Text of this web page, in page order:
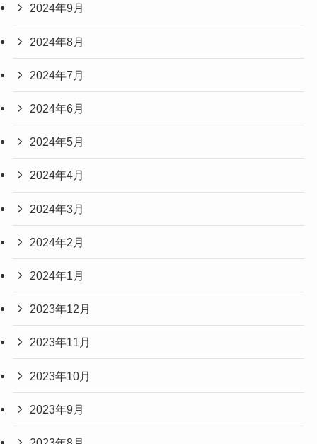
2024年9月
2024年8月
2024年7月
2024年6月
2024年5月
2024年4月
2024年3月
2024年2月
2024年1月
2023年12月
2023年11月
2023年10月
2023年9月